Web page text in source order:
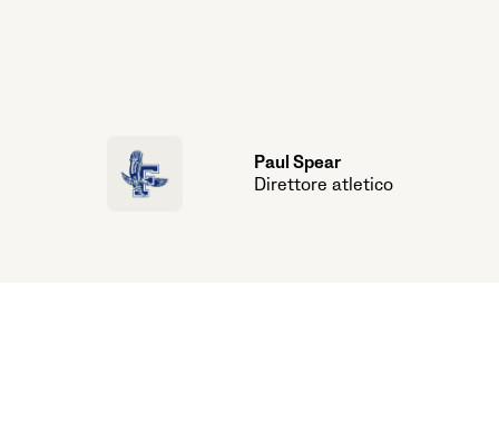
Paul Spear
Direttore atletico